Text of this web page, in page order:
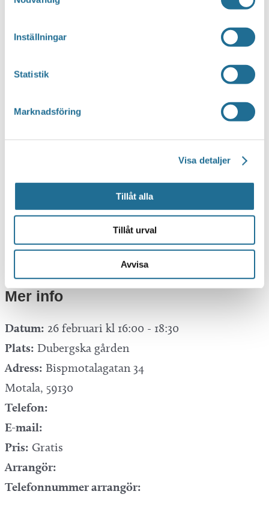
Inställningar
Statistik
Marknadsföring
Visa detaljer
Tillåt alla
Tillåt urval
Avvisa
Outlook 365
Mer info
Datum: 26 februari kl 16:00 - 18:30
Plats: Dubergska gården
Adress: Bispmotalagatan 34
Motala, 59130
Telefon:
E-mail:
Pris: Gratis
Arrangör:
Telefonnummer arrangör: